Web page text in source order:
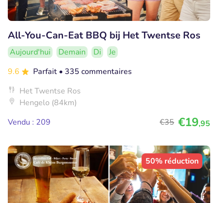
All-You-Can-Eat BBQ bij Het Twentse Ros
Aujourd'hui Demain Di
Je
9.6
Parfait • 335 commentaires
Het Twentse Ros
Hengelo (84km)
Vendu : 209
€35 €19,95
50% réduction